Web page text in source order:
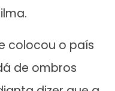
colocou o país
de ombros